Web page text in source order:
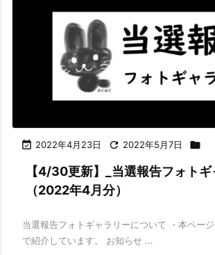
 2022年4月23日  2022年5月7日 
【4/30更新】_当選報告フォト
（2022年4月分）
当選報告フォトギャラリーについて ・本ペー
で紹介しています。 お知らせ ...